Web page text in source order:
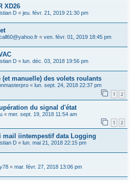
XD26
D « jeu. févr. 21, 2019 21:30 pm
« ven. févr. 01, 2019 18:45 pm
D « lun. déc. 03, 2018 19:56 pm
manuelle) des volets roulants
« lun. sept. 24, 2018 22:37 pm
1 2
du signal d'état
« mer. sept. 19, 2018 11:54 am
1 2
mail iintempestif data Logging
D « lun. mai 21, 2018 22:15 pm
« mar. févr. 27, 2018 13:06 pm